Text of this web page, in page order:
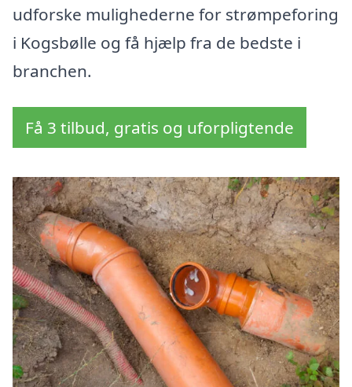
udforske mulighederne for strømpeforing
i Kogsbølle og få hjælp fra de bedste i
branchen.
Få 3 tilbud, gratis og uforpligtende